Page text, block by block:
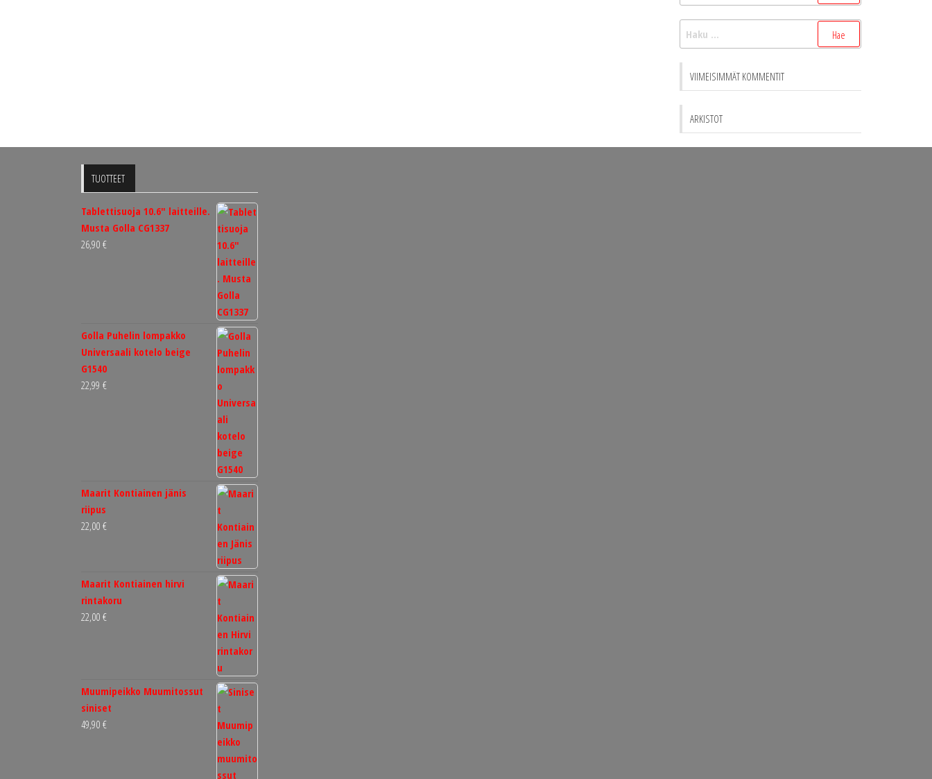
Haku:
VIIMEISIMMÄT KOMMENTIT
ARKISTOT
TUOTTEET
Tablettisuoja 10.6" laitteille.
Musta Golla CG1337
26,90 €
Golla Puhelin lompakko
Universaali kotelo beige
G1540
22,99 €
Maarit Kontiainen jänis
riipus
22,00 €
Maarit Kontiainen hirvi
rintakoru
22,00 €
Muumipeikko Muumitossut
siniset
49,90 €